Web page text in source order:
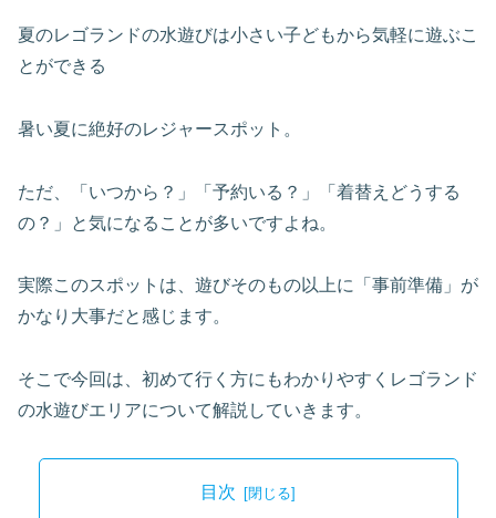
夏のレゴランドの水遊びは小さい子どもから気軽に遊ぶこ
とができる
暑い夏に絶好のレジャースポット。
ただ、「いつから？」「予約いる？」「着替えどうする
の？」と気になることが多いですよね。
実際このスポットは、遊びそのもの以上に「事前準備」が
かなり大事だと感じます。
そこで今回は、初めて行く方にもわかりやすくレゴランド
の水遊びエリアについて解説していきます。
目次